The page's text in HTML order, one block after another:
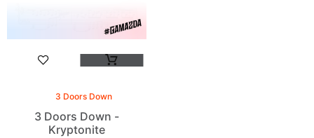
3 Doors Down
3 Doors Down -
Kryptonite